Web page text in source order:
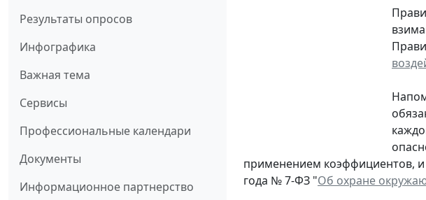
Результаты опросов
Инфографика
Важная тема
Сервисы
Профессиональные календари
Документы
Информационное партнерство
применением коэффициентов, и
года № 7-ФЗ "Об охране